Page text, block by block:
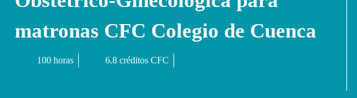
matronas CFC Colegio de Cuenca
100 horas 6.8 créditos CFC